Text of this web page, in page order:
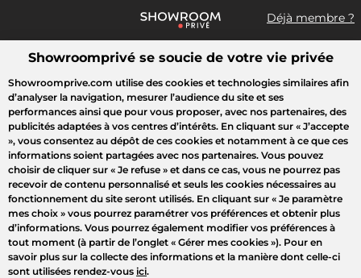
Déjà membre ?
Que recherchez-vous ?
Toutes les ventes Mode Sport Voyages Enfant
Showroomprivé se soucie de votre vie privée
Showroomprive.com utilise des cookies et technologies similaires afin
d’analyser la navigation, mesurer l’audience du site et ses
performances ainsi que pour vous proposer, avec nos partenaires, des
publicités adaptées à vos centres d’intérêts. En cliquant sur « J’accepte
», vous consentez au dépôt de ces cookies et notamment à ce que ces
informations soient partagées avec nos partenaires. Vous pouvez
choisir de cliquer sur « Je refuse » et dans ce cas, vous ne pourrez pas
recevoir de contenu personnalisé et seuls les cookies nécessaires au
fonctionnement du site seront utilisés. En cliquant sur « Je paramètre
mes choix » vous pourrez paramétrer vos préférences et obtenir plus
d’informations. Vous pourrez également modifier vos préférences à
tout moment (à partir de l’onglet « Gérer mes cookies »). Pour en
savoir plus sur la collecte des informations et la manière dont celle-ci
sont utilisées rendez-vous ici.